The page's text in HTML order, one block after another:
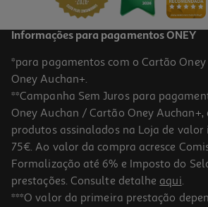
Informações para pagamentos ONEY
*para pagamentos com o Cartão
Oney Auchan+.
**Campanha Sem Juros para
Oney Auchan / Cartão Oney Auchan+,
produtos assinalados na Loja de
75€. Ao valor da compra acresce
Formalização até 6% e Imposto do
prestações. Consulte detalhe aqui.
***O valor da primeira prestação